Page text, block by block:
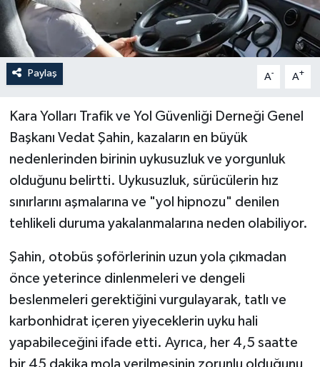
Paylaş A- A+
Kara Yolları Trafik ve Yol Güvenliği Derneği Genel
Başkanı Vedat Şahin, kazaların en büyük
nedenlerinden birinin uykusuzluk ve yorgunluk
olduğunu belirtti. Uykusuzluk, sürücülerin hız
sınırlarını aşmalarına ve "yol hipnozu" denilen
tehlikeli duruma yakalanmalarına neden olabiliyor.
Şahin, otobüs şoförlerinin uzun yola çıkmadan
önce yeterince dinlenmeleri ve dengeli
beslenmeleri gerektiğini vurgulayarak, tatlı ve
karbonhidrat içeren yiyeceklerin uyku hali
yapabileceğini ifade etti. Ayrıca, her 4,5 saatte